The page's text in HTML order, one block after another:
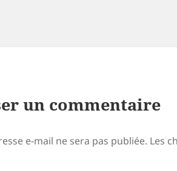
un commentaire
e-mail ne sera pas publiée. Les